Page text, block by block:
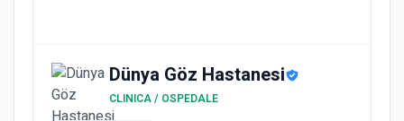
Dünya Göz Hastanesi
CLINICA / OSPEDALE